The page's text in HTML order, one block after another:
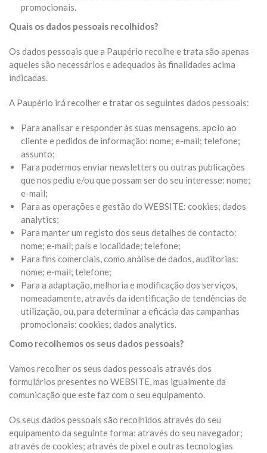
promocionais.
Quais os dados pessoais recolhidos?
Os dados pessoais que a Paupério recolhe e trata são apenas
aqueles são necessários e adequados às finalidades acima
indicadas.
A Paupério irá recolher e tratar os seguintes dados pessoais:
Para analisar e responder às suas mensagens, apoio ao
cliente e pedidos de informação: nome; e-mail; telefone;
assunto;
Para podermos enviar newsletters ou outras publicações
que nos pediu e/ou que possam ser do seu interesse: nome;
e-mail;
Para as operações e gestão do WEBSITE: cookies; dados
analytics;
Para manter um registo dos seus detalhes de contacto:
nome; e-mail; país e localidade; telefone;
Para fins comerciais, como análise de dados, auditorias:
nome; e-mail; telefone;
Para a adaptação, melhoria e modificação dos serviços,
nomeadamente, através da identificação de tendências de
utilização, ou, para determinar a eficácia das campanhas
promocionais: cookies; dados analytics.
Como recolhemos os seus dados pessoais?
Vamos recolher os seus dados pessoais através dos
formulários presentes no WEBSITE, mas igualmente da
comunicação que este faz com o seu equipamento.
Os seus dados pessoais são recolhidos através do seu
equipamento da seguinte forma: através do seu navegador;
através de cookies; através de pixel e outras tecnologias